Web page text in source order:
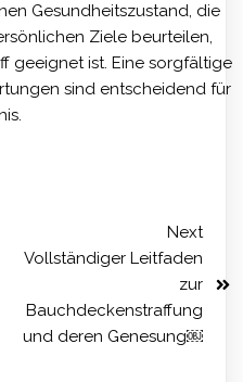
Gesundheitszustand, die
Ziele beurteilen,
geeignet ist. Eine sorgfältige
sind entscheidend für
Next
Vollständiger Leitfaden
zur
Bauchdeckenstraffung
und deren Genesung￼